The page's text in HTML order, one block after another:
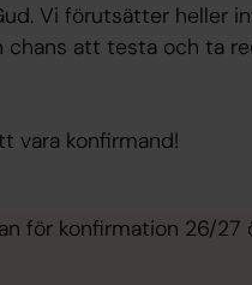
Vi förutsätter heller
chans att testa och ta
vara konfirmand!
för konfirmation 26/